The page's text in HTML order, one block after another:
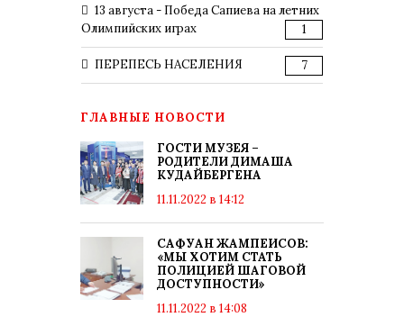
13 августа - Победа Сапиева на летних
Олимпийских играх
1
ПЕРЕПЕСЬ НАСЕЛЕНИЯ 7
ГЛАВНЫЕ НОВОСТИ
ГОСТИ МУЗЕЯ –
РОДИТЕЛИ ДИМАША
КУДАЙБЕРГЕНА
11.11.2022 в 14:12
САФУАН ЖАМПЕИСОВ:
«МЫ ХОТИМ СТАТЬ
ПОЛИЦИЕЙ ШАГОВОЙ
ДОСТУПНОСТИ»
11.11.2022 в 14:08